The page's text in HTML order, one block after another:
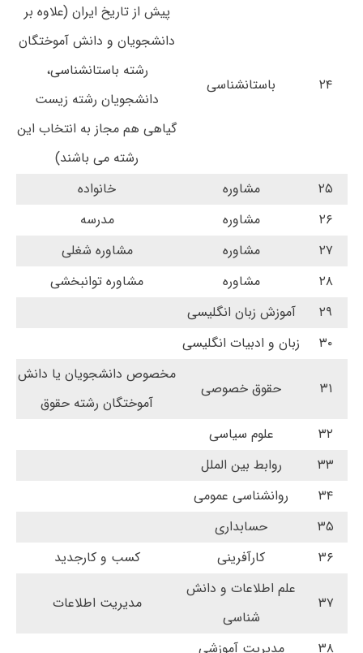
۲۴ باستانشناسی
پیش از تاریخ ایران (علاوه بر
دانشجویان و دانش آموختگان
رشته باستانشناسی،
دانشجویان رشته زیست
گیاهی هم مجاز به انتخاب این
رشته می باشند)
۲۵
مشاوره
خانواده
۲۶
مشاوره
مدرسه
۲۷
مشاوره
مشاوره شغلی
۲۸
مشاوره
مشاوره توانبخشی
۲۹
آموزش زبان انگلیسی
۳۰
زبان و ادبیات انگلیسی
۳۱ حقوق خصوصی
مخصوص دانشجویان یا دانش
آموختگان رشته حقوق
۳۲
علوم سیاسی
۳۳
روابط بین الملل
۳۴
روانشناسی عمومی
۳۵
حسابداری
۳۶
کارآفرینی کسب و کارجدید
۳۷
علم اطلاعات و دانش
شناسی
مدیریت اطلاعات
۳۸ مدیریت آموزشی